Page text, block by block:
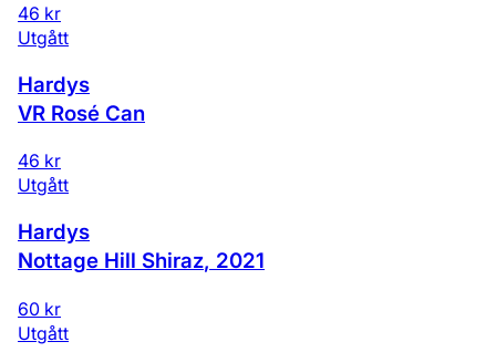
46 kr
Utgått
Hardys
VR Rosé Can
46 kr
Utgått
Hardys
Nottage Hill Shiraz, 2021
60 kr
Utgått